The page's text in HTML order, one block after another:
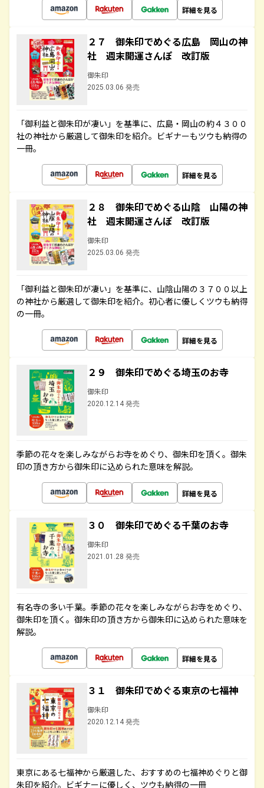
詳細を見る
２７ 御朱印でめぐる広島 岡山の神
社 週末開運さんぽ 改訂版
御朱印
2025.03.06 発売
「御利益と御朱印が凄い」を基準に、広島・岡山の約４３００
社の神社から厳選して御朱印を紹介。ビギナーもツウも納得の
一冊。
詳細を見る
２８ 御朱印でめぐる山陰 山陽の神
社 週末開運さんぽ 改訂版
御朱印
2025.03.06 発売
「御利益と御朱印が凄い」を基準に、山陰山陽の３７００以上
の神社から厳選して御朱印を紹介。初心者に優しくツウも納得
の一冊。
詳細を見る
２９ 御朱印でめぐる埼玉のお寺
御朱印
2020.12.14 発売
季節の花々を楽しみながらお寺をめぐり、御朱印を頂く。御朱
印の頂き方から御朱印に込められた意味を解説。
詳細を見る
３０ 御朱印でめぐる千葉のお寺
御朱印
2021.01.28 発売
有名寺の多い千葉。季節の花々を楽しみながらお寺をめぐり、
御朱印を頂く。御朱印の頂き方から御朱印に込められた意味を
解説。
詳細を見る
３１ 御朱印でめぐる東京の七福神
御朱印
2020.12.14 発売
東京にある七福神から厳選した、おすすめの七福神めぐりと御
朱印を紹介。ビギナーに優しく、ツウも納得の一冊